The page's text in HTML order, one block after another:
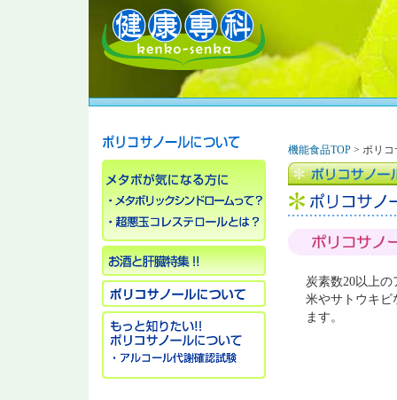
機能食品TOP > ポリ
炭素数20以上
米やサトウキビ
ます。